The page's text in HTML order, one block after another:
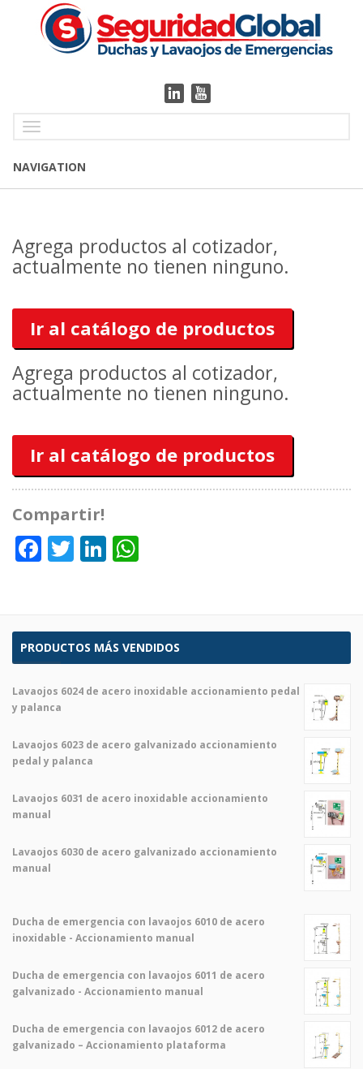
NAVIGATION
Agrega productos al cotizador,
actualmente no tienen ninguno.
Ir al catálogo de productos
Agrega productos al cotizador,
actualmente no tienen ninguno.
Ir al catálogo de productos
Compartir!
Facebook
TwitterLinkedIn
PRODUCTOS MÁS VENDIDOS
Lavaojos 6024 de acero inoxidable accionamiento pedal
y palanca
Lavaojos 6023 de acero galvanizado accionamiento
pedal y palanca
Lavaojos 6031 de acero inoxidable accionamiento
manual
Lavaojos 6030 de acero galvanizado accionamiento
manual
Ducha de emergencia con lavaojos 6010 de acero
inoxidable - Accionamiento manual
Ducha de emergencia con lavaojos 6011 de acero
galvanizado - Accionamiento manual
Ducha de emergencia con lavaojos 6012 de acero
galvanizado – Accionamiento plataforma